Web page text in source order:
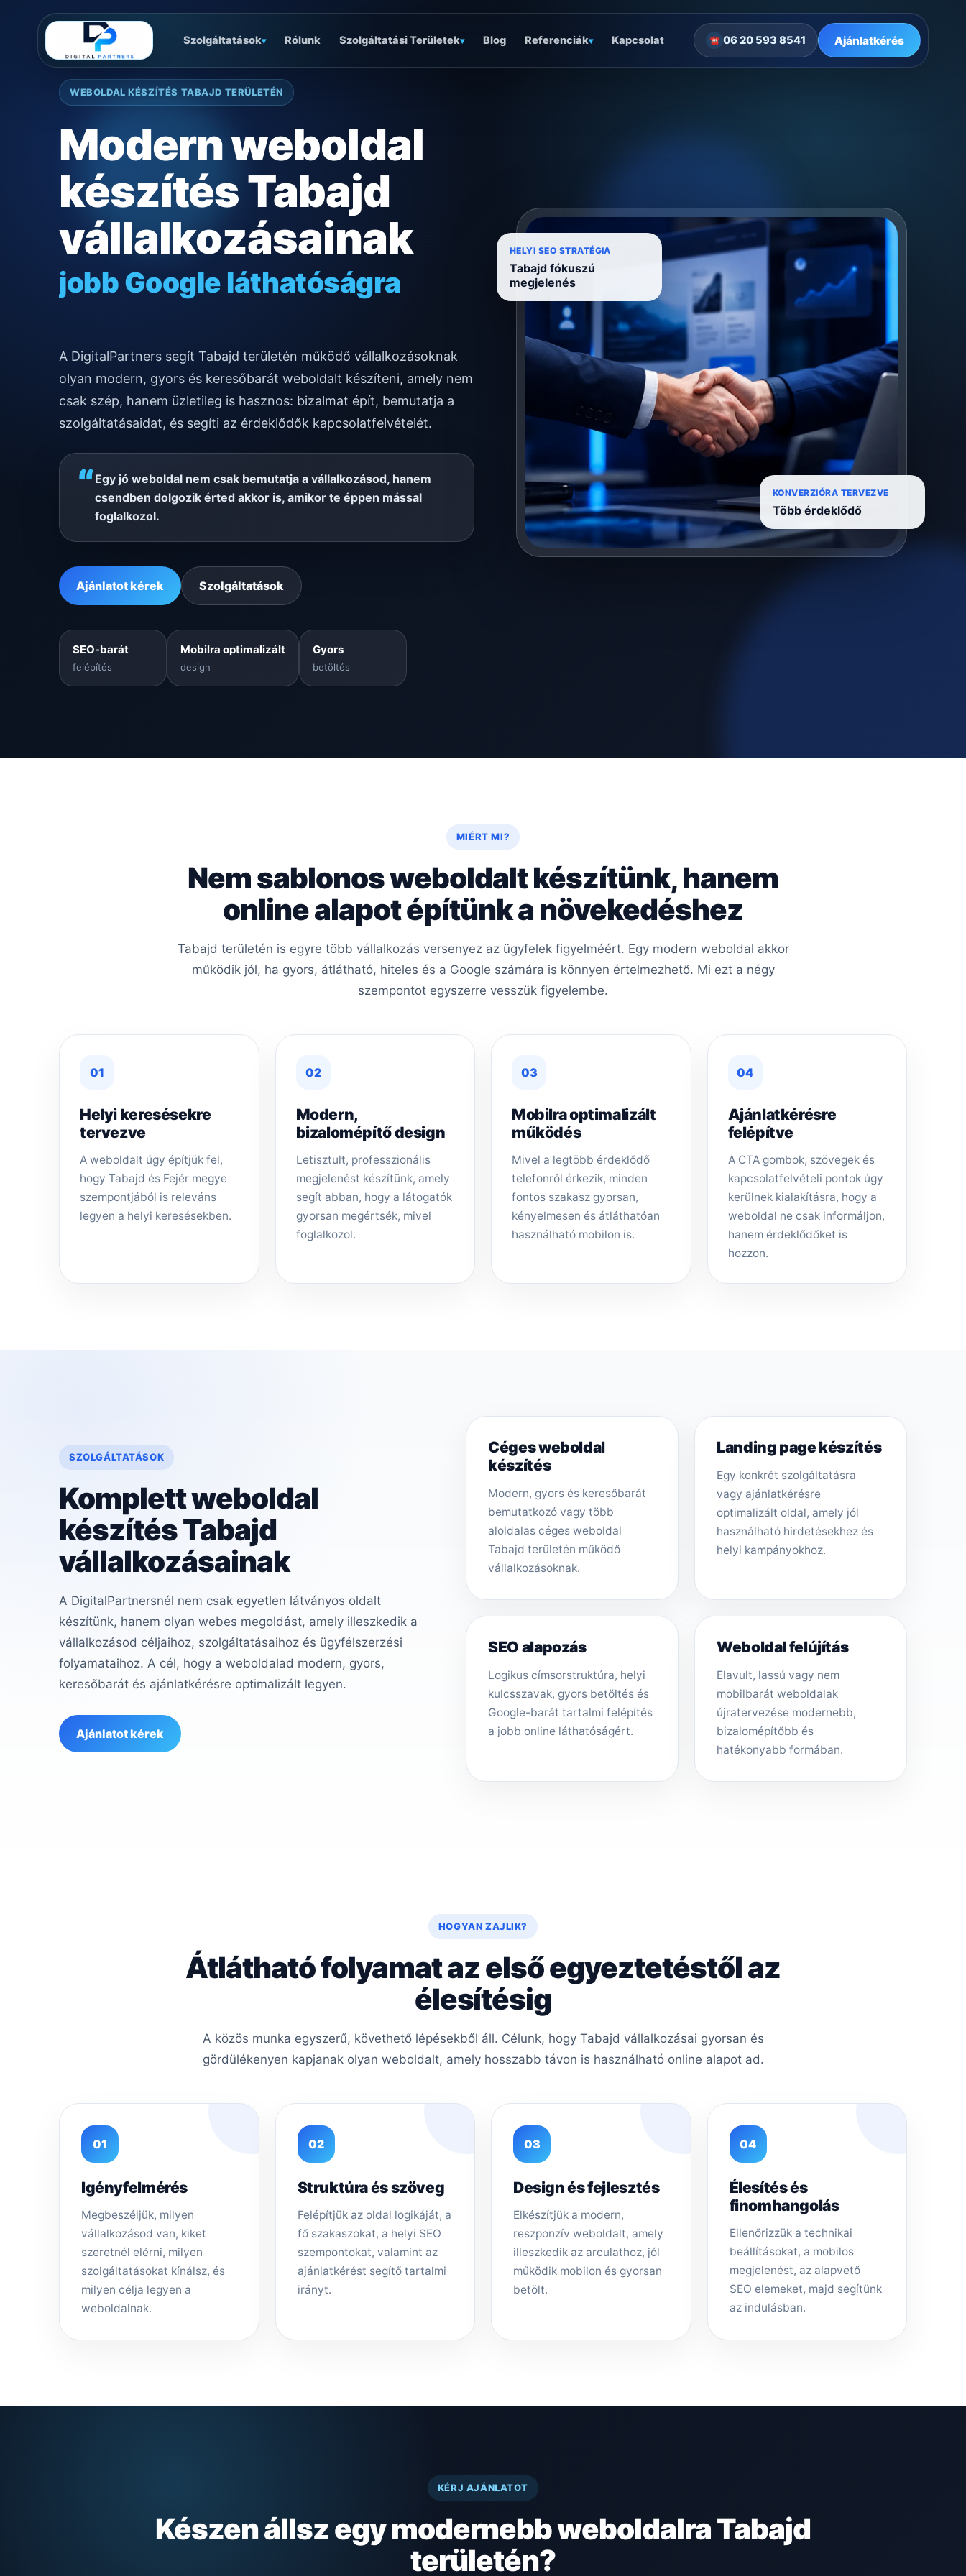
Szolgáltatások▾ Rólunk Szolgáltatási Területek▾ Blog Referenciák▾ Kapcsolat ☎ 06 20 593 8541 Ajánlatkérés
WEBOLDAL KÉSZÍTÉS TABAJD TERÜLETÉN
Modern weboldal
készítés Tabajd
vállalkozásainak
jobb Google láthatóságra
gyors mobilos működésre
A DigitalPartners segít Tabajd területén működő vállalkozásoknak
olyan modern, gyors és keresőbarát weboldalt készíteni, amely nem
csak szép, hanem üzletileg is hasznos: bizalmat épít, bemutatja a
szolgáltatásaidat, és segíti az érdeklődők kapcsolatfelvételét.
“Egy jó weboldal nem csak bemutatja a vállalkozásod, hanem
csendben dolgozik érted akkor is, amikor te éppen mással
foglalkozol.
Ajánlatot kérek Szolgáltatások
SEO-barát
felépítés
Mobilra optimalizált
design
Gyors
betöltés
HELYI SEO STRATÉGIA
Tabajd fókuszú
megjelenés
KONVERZIÓRA TERVEZVE
Több érdeklődő
MIÉRT MI?
Nem sablonos weboldalt készítünk, hanem
online alapot építünk a növekedéshez
Tabajd területén is egyre több vállalkozás versenyez az ügyfelek figyelméért. Egy modern weboldal akkor
működik jól, ha gyors, átlátható, hiteles és a Google számára is könnyen értelmezhető. Mi ezt a négy
szempontot egyszerre vesszük figyelembe.
01
Helyi keresésekre
tervezve
A weboldalt úgy építjük fel,
hogy Tabajd és Fejér megye
szempontjából is releváns
legyen a helyi keresésekben.
02
Modern,
bizalomépítő design
Letisztult, professzionális
megjelenést készítünk, amely
segít abban, hogy a látogatók
gyorsan megértsék, mivel
foglalkozol.
03
Mobilra optimalizált
működés
Mivel a legtöbb érdeklődő
telefonról érkezik, minden
fontos szakasz gyorsan,
kényelmesen és átláthatóan
használható mobilon is.
04
Ajánlatkérésre
felépítve
A CTA gombok, szövegek és
kapcsolatfelvételi pontok úgy
kerülnek kialakításra, hogy a
weboldal ne csak informáljon,
hanem érdeklődőket is
hozzon.
SZOLGÁLTATÁSOK
Komplett weboldal
készítés Tabajd
vállalkozásainak
A DigitalPartnersnél nem csak egyetlen látványos oldalt
készítünk, hanem olyan webes megoldást, amely illeszkedik a
vállalkozásod céljaihoz, szolgáltatásaihoz és ügyfélszerzési
folyamataihoz. A cél, hogy a weboldalad modern, gyors,
keresőbarát és ajánlatkérésre optimalizált legyen.
Ajánlatot kérek
Céges weboldal
készítés
Modern, gyors és keresőbarát
bemutatkozó vagy több
aloldalas céges weboldal
Tabajd területén működő
vállalkozásoknak.
Landing page készítés
Egy konkrét szolgáltatásra
vagy ajánlatkérésre
optimalizált oldal, amely jól
használható hirdetésekhez és
helyi kampányokhoz.
SEO alapozás
Logikus címsorstruktúra, helyi
kulcsszavak, gyors betöltés és
Google-barát tartalmi felépítés
a jobb online láthatóságért.
Weboldal felújítás
Elavult, lassú vagy nem
mobilbarát weboldalak
újratervezése modernebb,
bizalomépítőbb és
hatékonyabb formában.
HOGYAN ZAJLIK?
Átlátható folyamat az első egyeztetéstől az
élesítésig
A közös munka egyszerű, követhető lépésekből áll. Célunk, hogy Tabajd vállalkozásai gyorsan és
gördülékenyen kapjanak olyan weboldalt, amely hosszabb távon is használható online alapot ad.
01
Igényfelmérés
Megbeszéljük, milyen
vállalkozásod van, kiket
szeretnél elérni, milyen
szolgáltatásokat kínálsz, és
milyen célja legyen a
weboldalnak.
02
Struktúra és szöveg
Felépítjük az oldal logikáját, a
fő szakaszokat, a helyi SEO
szempontokat, valamint az
ajánlatkérést segítő tartalmi
irányt.
03
Design és fejlesztés
Elkészítjük a modern,
reszponzív weboldalt, amely
illeszkedik az arculathoz, jól
működik mobilon és gyorsan
betölt.
04
Élesítés és
finomhangolás
Ellenőrizzük a technikai
beállításokat, a mobilos
megjelenést, az alapvető
SEO elemeket, majd segítünk
az indulásban.
KÉRJ AJÁNLATOT
Készen állsz egy modernebb weboldalra Tabajd
területén?